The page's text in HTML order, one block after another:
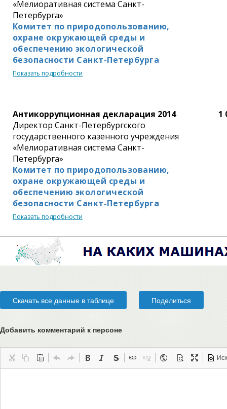
«Мелиоративная система Санкт-
Петербурга»
Комитет по природопользованию,
охране окружающей среды и
обеспечению экологической
безопасности Санкт-Петербурга
Показать подробности
Антикоррупционная декларация 2014
Директор Санкт-Петербургского
государственного казенного учреждения
«Мелиоративная система Санкт-
Петербурга»
Комитет по природопользованию,
охране окружающей среды и
обеспечению экологической
безопасности Санкт-Петербурга
Показать подробности
1
Скачать все данные в таблице Поделиться
Добавить комментарий к персоне